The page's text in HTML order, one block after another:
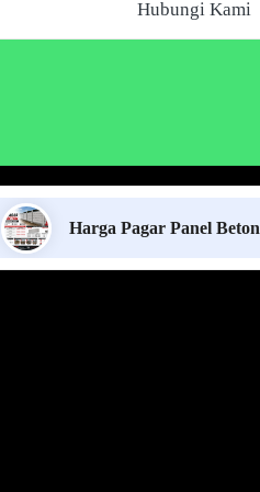
Hubungi Kami
Harga Pagar Panel Beton per Meter